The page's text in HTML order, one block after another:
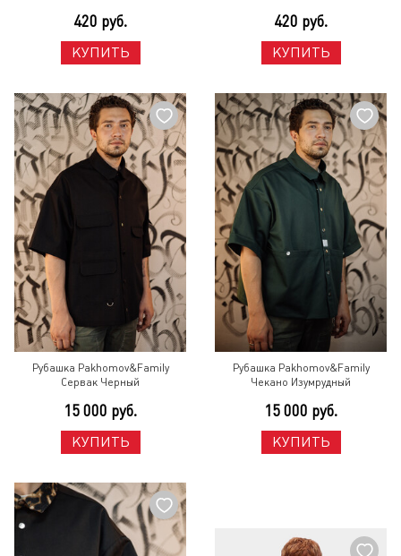
420 руб.
КУПИТЬ
420 руб.
КУПИТЬ
Рубашка Pakhomov&Family
Сервак Черный
15 000 руб.
КУПИТЬ
Рубашка Pakhomov&Family
Чекано Изумрудный
15 000 руб.
КУПИТЬ